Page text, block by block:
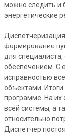
можно следить и
энергетические
формирование
для
обеспечением. С
исправностью
объектами.
программе. На их
всей системы, а
относительно
Диспетчер